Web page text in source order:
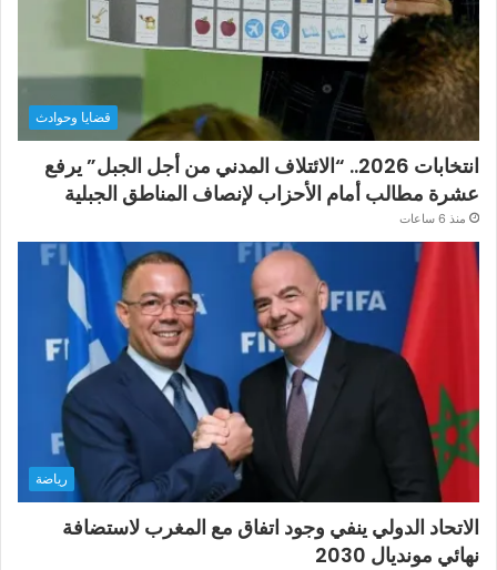
قضايا وحوادث
انتخابات 2026.. “الائتلاف المدني من أجل الجبل” يرفع
عشرة مطالب أمام الأحزاب لإنصاف المناطق الجبلية
منذ 6 ساعات
رياضة
الاتحاد الدولي ينفي وجود اتفاق مع المغرب لاستضافة
نهائي مونديال 2030